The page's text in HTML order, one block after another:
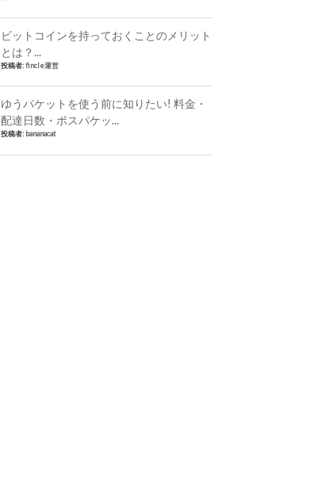
ビットコインを持っておくことのメリット
とは？...
投稿者:fincle運営
ゆうパケットを使う前に知りたい! 料金・
配達日数・ポスパケッ...
投稿者: bananacat